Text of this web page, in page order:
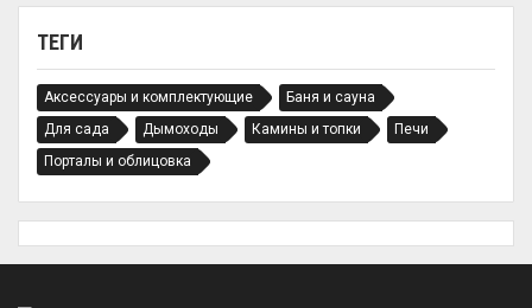
ТЕГИ
Аксессуары и комплектующие
Баня и сауна
Для сада
Дымоходы Камины и топки
Печи
Порталы и облицовка